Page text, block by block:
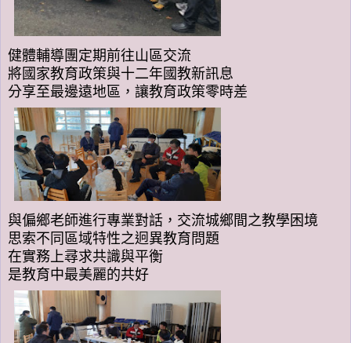
健體輔導團定期前往山區交流
將國家教育政策與十二年國教新訊息
分享至最邊遠地區，讓教育政策零時差
與偏鄉老師進行專業對話，交流城鄉間之教學困境
思索不同區域特性之迥異教育問題
在實務上尋求共識與平衡
是教育中最美麗的共好